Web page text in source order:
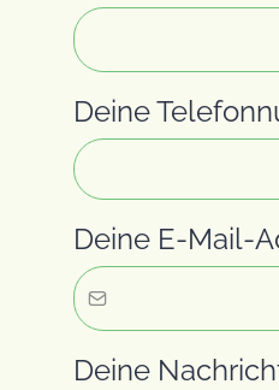
Deine
Deine E-Mail-
Deine